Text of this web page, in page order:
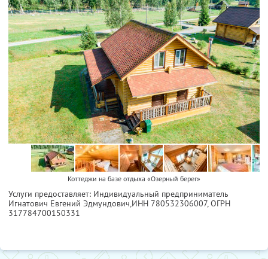
Коттеджи на базе отдыха «Озерный берег»
Услуги предоставляет: Индивидуальный предприниматель
Игнатович Евгений Эдмундович,ИНН 780532306007, ОГРН
317784700150331